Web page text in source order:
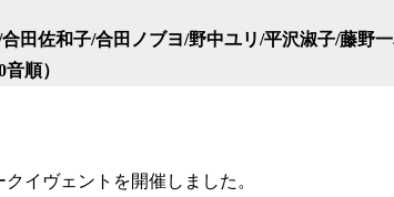
田佐和子/合田ノブヨ/野中ユリ/平沢淑子/藤野
順）
イヴェントを開催しました。